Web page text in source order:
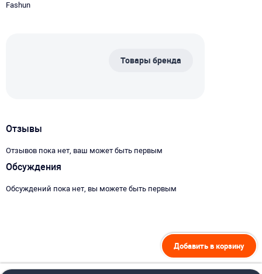
Fashun
Товары бренда
Отзывы
Отзывов пока нет, ваш может быть первым
Обсуждения
Обсуждений пока нет, вы можете быть первым
Добавить в корзину